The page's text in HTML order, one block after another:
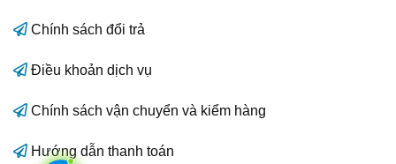
Chính sách đổi trả
Điều khoản dịch vụ
Chính sách vận chuyển và kiểm hàng
Hướng dẫn thanh toán